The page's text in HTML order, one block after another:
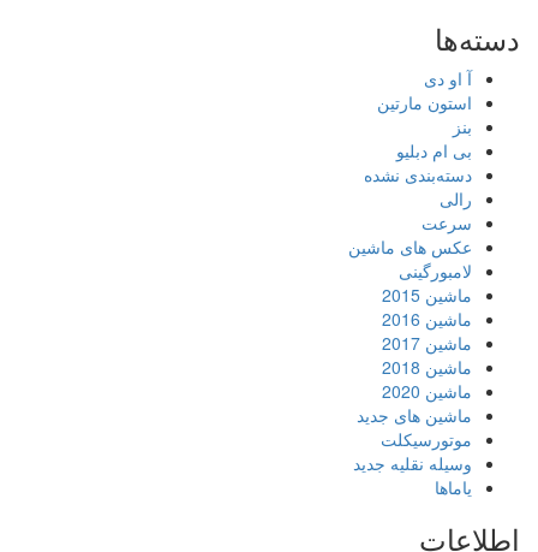
دسته‌ها
آ او دی
استون مارتین
بنز
بی ام دبلیو
دسته‌بندی نشده
رالی
سرعت
عکس های ماشین
لامبورگینی
ماشین 2015
ماشین 2016
ماشین 2017
ماشین 2018
ماشین 2020
ماشین های جدید
موتورسیکلت
وسیله نقلیه جدید
یاماها
اطلاعات